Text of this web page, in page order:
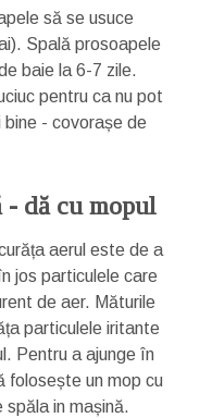
să se usuce
Spală prosoapele
baie la 6-7 zile.
pentru ca nu pot
- covorașe de
- dă cu mopul
aerul este de a
jos particulele care
de aer. Măturile
particulele iritante
Pentru a ajunge în
folosește un mop cu
in mașină.